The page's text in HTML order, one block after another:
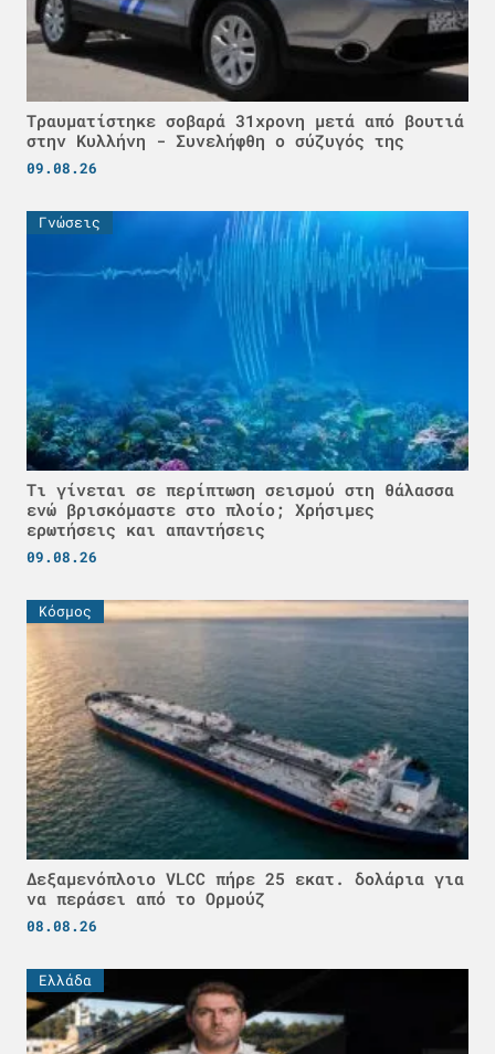
Τραυματίστηκε σοβαρά 31χρονη μετά από βουτιά
στην Κυλλήνη - Συνελήφθη ο σύζυγός της
09.08.26
Γνώσεις
Τι γίνεται σε περίπτωση σεισμού στη θάλασσα
ενώ βρισκόμαστε στο πλοίο; Χρήσιμες
ερωτήσεις και απαντήσεις
09.08.26
Κόσμος
Δεξαμενόπλοιο VLCC πήρε 25 εκατ. δολάρια για
να περάσει από το Ορμούζ
08.08.26
Ελλάδα